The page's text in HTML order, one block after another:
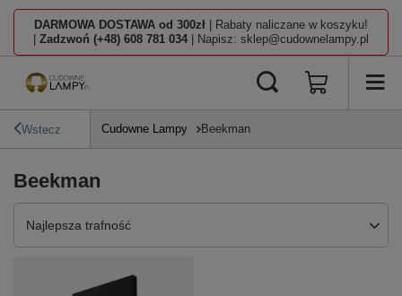
DARMOWA DOSTAWA od 300zł | Rabaty naliczane w koszyku!
Zadzwoń (+48) 608 781 034 | Napisz: sklep@cudownelampy.pl
Wstecz Cudowne Lampy Beekman
Beekman
Zmień sortowanie
Najlepsza trafność